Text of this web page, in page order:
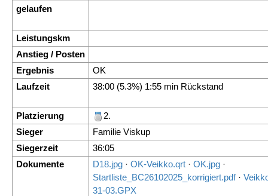
gelaufen
Leistungskm
Anstieg / Posten
Ergebnis
OK
Laufzeit
38:00 (5.3%) 1:55 min Rückstand
Platzierung
2.
Sieger
Familie Viskup
Siegerzeit
36:05
Dokumente
D18.jpg · OK-Veikko.qrt · OK.jpg ·
Startliste_BC26102025_korrigiert.pdf·
31-03.GPX